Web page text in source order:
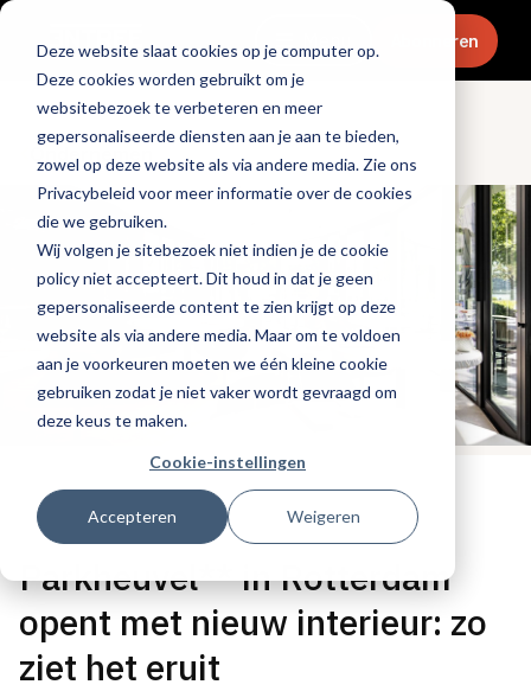
Deze website slaat cookies op je computer op.
Deze cookies worden gebruikt om je
websitebezoek te verbeteren en meer
gepersonaliseerde diensten aan je aan te bieden,
zowel op deze website als via andere media. Zie ons
Privacybeleid voor meer informatie over de cookies
die we gebruiken.
Wij volgen je sitebezoek niet indien je de cookie
policy niet accepteert. Dit houd in dat je geen
gepersonaliseerde content te zien krijgt op deze
website als via andere media. Maar om te voldoen
aan je voorkeuren moeten we één kleine cookie
gebruiken zodat je niet vaker wordt gevraagd om
deze keus te maken.
Cookie-instellingen
Accepteren Weigeren
Menu Abonneren
Ondernemen
Tags:michelin,interieurdesign
Gepubliceerd op: 4 mei 2026
Parkheuvel** in Rotterdam
opent met nieuw interieur: zo
ziet het eruit